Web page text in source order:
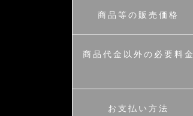
商品等の販売価格
商品代金以外の必要料金
お支払い方法